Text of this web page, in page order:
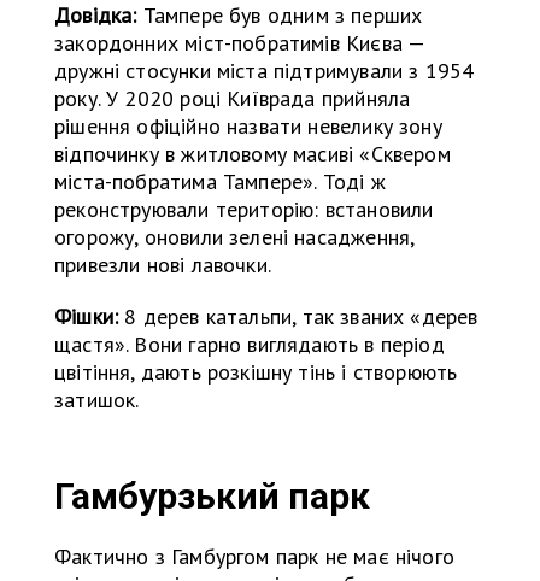
Довідка: Тампере був одним з перших
закордонних міст-побратимів Києва —
дружні стосунки міста підтримували з 1954
року. У 2020 році Київрада прийняла
рішення офіційно назвати невелику зону
відпочинку в житловому масиві «Сквером
міста-побратима Тампере». Тоді ж
реконструювали територію: встановили
огорожу, оновили зелені насадження,
привезли нові лавочки.
Фішки: 8 дерев катальпи, так званих «дерев
щастя». Вони гарно виглядають в період
цвітіння, дають розкішну тінь і створюють
затишок.
Гамбурзький парк
Фактично з Гамбургом парк не має нічого